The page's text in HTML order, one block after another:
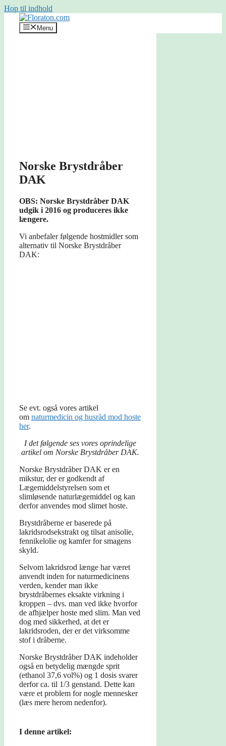
Hop til indhold
Menu
Norske Brystdråber
DAK
OBS: Norske Brystdråber DAK
udgik i 2016 og produceres ikke
længere.
Vi anbefaler følgende hostmidler som
alternativ til Norske Brystdråber
DAK:
Se evt. også vores artikel
om naturmedicin og husråd mod hoste
her.
I det følgende ses vores oprindelige
artikel om Norske Brystdråber DAK.
Norske Brystdråber DAK er en
mikstur, der er godkendt af
Lægemiddelstyrelsen som et
slimløsende naturlægemiddel og kan
derfor anvendes mod slimet hoste.
Brystdråberne er baserede på
lakridsrodsekstrakt og tilsat anisolie,
fennikelolie og kamfer for smagens
skyld.
Selvom lakridsrod længe har været
anvendt inden for naturmedicinens
verden, kender man ikke
brystdråbernes eksakte virkning i
kroppen – dvs. man ved ikke hvorfor
de afhjælper hoste med slim. Man ved
dog med sikkerhed, at det er
lakridsroden, der er det virksomme
stof i dråberne.
Norske Brystdråber DAK indeholder
også en betydelig mængde sprit
(ethanol 37,6 vol%) og 1 dosis svarer
derfor ca. til 1/3 genstand. Dette kan
være et problem for nogle mennesker
(læs mere herom nedenfor).
I denne artikel: